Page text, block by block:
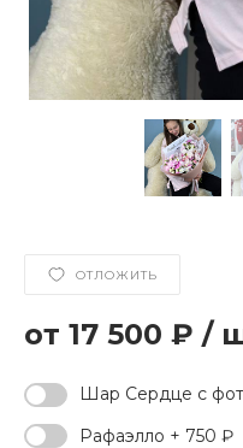
ОТЛОЖИТЬ
17 500 ₽ /
Шар Сердце с
Рафаэлло + 750 ₽